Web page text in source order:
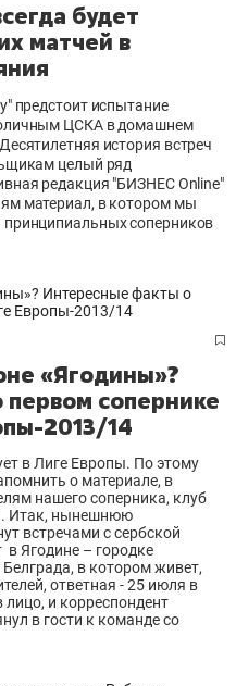
будет
матчей в
предстоит испытание
ЦСКА в домашнем
история встреч
целый ряд
редакция "БИЗНЕС Online"
материал, в котором мы
соперников
«Ягодины»?
сопернике
2013/14
в Лиге Европы. По этому
о материале, в
нашего соперника, клуб
Итак, нынешнюю
встречами с сербской
в Ягодине – городке
в котором живет,
ответная - 25 июля в
и корреспондент
в гости к команде со